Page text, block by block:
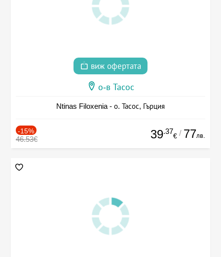
виж офертата
о-в Тасос
Ntinas Filoxenia - о. Тасос, Гърция
-15%
46.53€ 39.37
€ / 77лв.